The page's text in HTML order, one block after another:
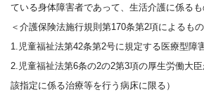
ている身体障害者であって、生活介護に係るも
＜介護保険法施行規則第170条第2項によるもの
1.児童福祉法第42条第2号に規定する医療型障
2.児童福祉法第6条の2の2第3項の厚生労働大
該指定に係る治療等を行う病床に限る）